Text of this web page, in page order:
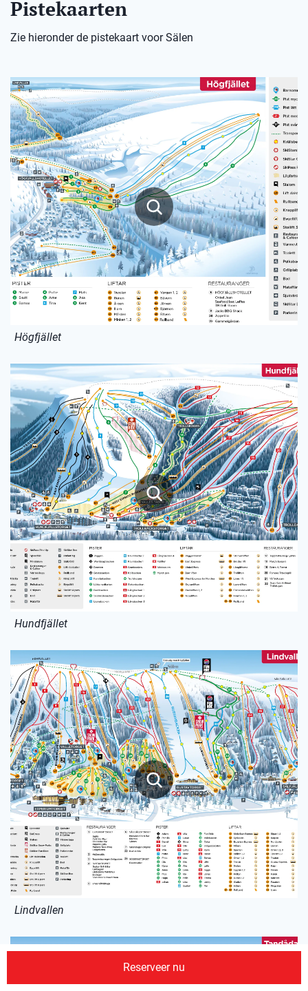
Pistekaarten
Zie hieronder de pistekaart voor Sälen
Högfjället
Hundfjället
Lindvallen
Reserveer nu